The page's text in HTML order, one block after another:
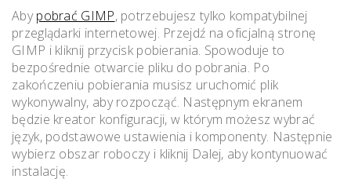
Abypobrać GIMP, potrzebujesz tylko kompatybilnej
przeglądarki internetowej. Przejdź na oficjalną stronę
GIMP i kliknij przycisk pobierania. Spowoduje to
bezpośrednie otwarcie pliku do pobrania. Po
zakończeniu pobierania musisz uruchomić plik
wykonywalny, aby rozpocząć. Następnym ekranem
będzie kreator konfiguracji, w którym możesz wybrać
język, podstawowe ustawienia i komponenty. Następnie
wybierz obszar roboczy i kliknij Dalej, aby kontynuować
instalację.